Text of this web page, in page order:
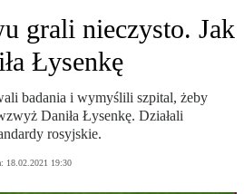
grali nieczysto. Jak
Łysenkę
badania i wymyślili szpital, żeby
Daniła Łysenkę. Działali
rosyjskie.
18.02.2021 19:30